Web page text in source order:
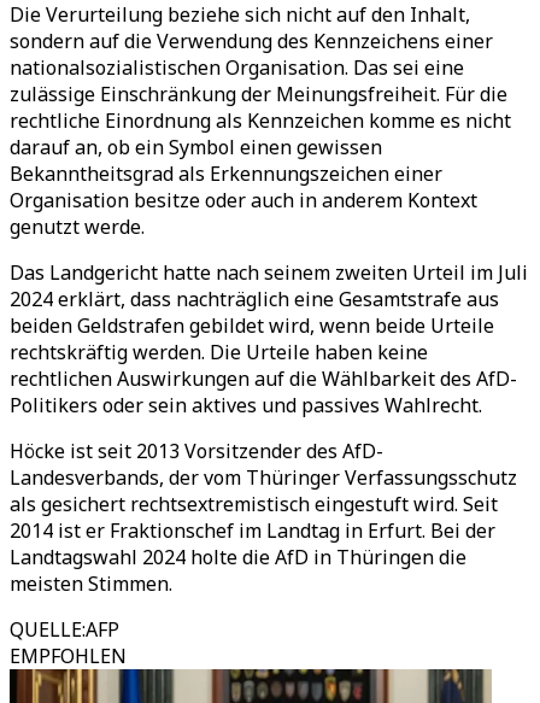
Die Verurteilung beziehe sich nicht auf den Inhalt,
sondern auf die Verwendung des Kennzeichens einer
nationalsozialistischen Organisation. Das sei eine
zulässige Einschränkung der Meinungsfreiheit. Für die
rechtliche Einordnung als Kennzeichen komme es nicht
darauf an, ob ein Symbol einen gewissen
Bekanntheitsgrad als Erkennungszeichen einer
Organisation besitze oder auch in anderem Kontext
genutzt werde.
Das Landgericht hatte nach seinem zweiten Urteil im Juli
2024 erklärt, dass nachträglich eine Gesamtstrafe aus
beiden Geldstrafen gebildet wird, wenn beide Urteile
rechtskräftig werden. Die Urteile haben keine
rechtlichen Auswirkungen auf die Wählbarkeit des AfD-
Politikers oder sein aktives und passives Wahlrecht.
Höcke ist seit 2013 Vorsitzender des AfD-
Landesverbands, der vom Thüringer Verfassungsschutz
als gesichert rechtsextremistisch eingestuft wird. Seit
2014 ist er Fraktionschef im Landtag in Erfurt. Bei der
Landtagswahl 2024 holte die AfD in Thüringen die
meisten Stimmen.
QUELLE:AFP
EMPFOHLEN